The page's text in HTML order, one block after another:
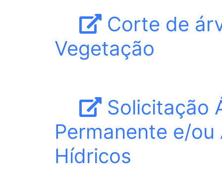
Corte de
Vegetação
Solicitação
Permanente e/
Hídricos